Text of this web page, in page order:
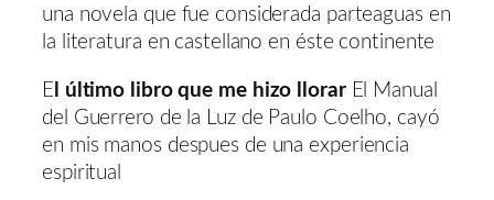
una novela que fue considerada parteaguas en
la literatura en castellano en éste continente
E l último libro que me hizo llorarEl Manual
del Guerrero de la Luz de Paulo Coelho, cayó
en mis manos despues de una experiencia
espiritual